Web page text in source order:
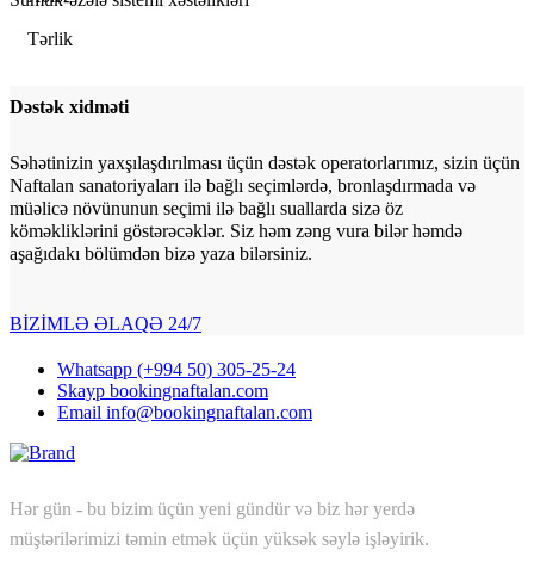
Tərlik
Dəstək xidməti
Səhətinizin yaxşılaşdırılması üçün dəstək operatorlarımız, sizin üçün
Naftalan sanatoriyaları ilə bağlı seçimlərdə, bronlaşdırmada və
müəlicə növünunun seçimi ilə bağlı suallarda sizə öz
köməkliklərini göstərəcəklər. Siz həm zəng vura bilər həmdə
aşağıdakı bölümdən bizə yaza bilərsiniz.
BİZİMLƏ ƏLAQƏ 24/7
Whatsapp (+994 50) 305-25-24
Skayp bookingnaftalan.com
Email info@bookingnaftalan.com
Hər gün - bu bizim üçün yeni gündür və biz hər yerdə
müştərilərimizi təmin etmək üçün yüksək səylə işləyirik.